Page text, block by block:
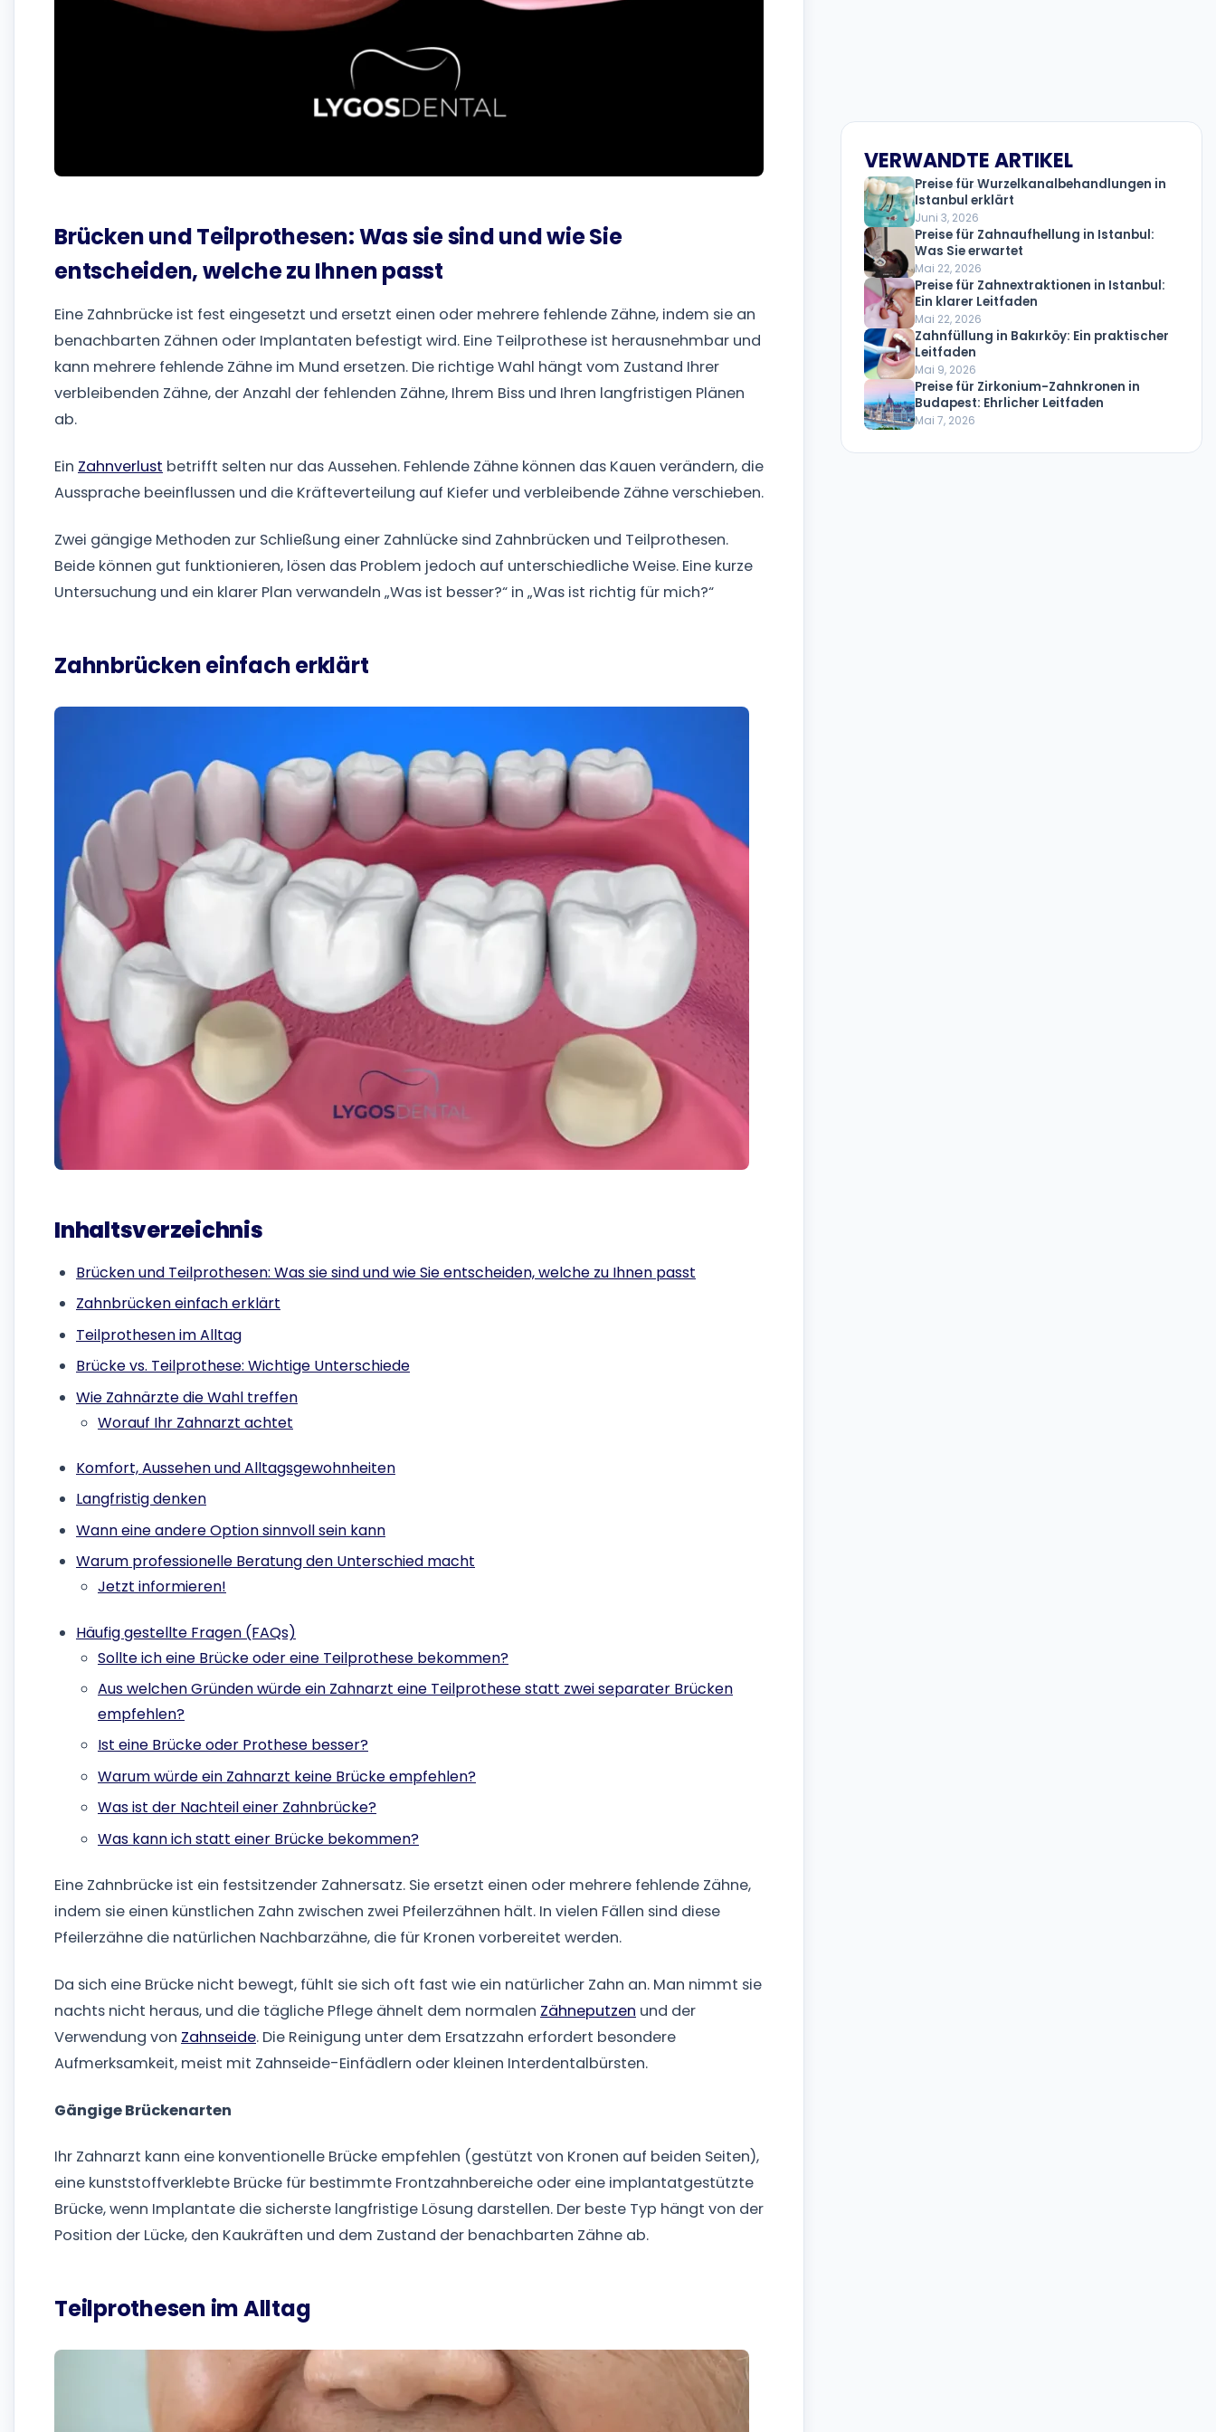
Brücken und Teilprothesen: Was sie sind und wie Sie
entscheiden, welche zu Ihnen passt
Eine Zahnbrücke ist fest eingesetzt und ersetzt einen oder mehrere fehlende Zähne, indem sie an
benachbarten Zähnen oder Implantaten befestigt wird. Eine Teilprothese ist herausnehmbar und
kann mehrere fehlende Zähne im Mund ersetzen. Die richtige Wahl hängt vom Zustand Ihrer
verbleibenden Zähne, der Anzahl der fehlenden Zähne, Ihrem Biss und Ihren langfristigen Plänen
ab.
Ein Zahnverlust betrifft selten nur das Aussehen. Fehlende Zähne können das Kauen verändern, die
Aussprache beeinflussen und die Kräfteverteilung auf Kiefer und verbleibende Zähne verschieben.
Zwei gängige Methoden zur Schließung einer Zahnlücke sind Zahnbrücken und Teilprothesen.
Beide können gut funktionieren, lösen das Problem jedoch auf unterschiedliche Weise. Eine kurze
Untersuchung und ein klarer Plan verwandeln „Was ist besser?“ in „Was ist richtig für mich?“
Zahnbrücken einfach erklärt
Inhaltsverzeichnis
Brücken und Teilprothesen: Was sie sind und wie Sie entscheiden, welche zu Ihnen passt
Zahnbrücken einfach erklärt
Teilprothesen im Alltag
Brücke vs. Teilprothese: Wichtige Unterschiede
Wie Zahnärzte die Wahl treffen
Worauf Ihr Zahnarzt achtet
Komfort, Aussehen und Alltagsgewohnheiten
Langfristig denken
Wann eine andere Option sinnvoll sein kann
Warum professionelle Beratung den Unterschied macht
Jetzt informieren!
Häufig gestellte Fragen (FAQs)
Sollte ich eine Brücke oder eine Teilprothese bekommen?
Aus welchen Gründen würde ein Zahnarzt eine Teilprothese statt zwei separater Brücken
empfehlen?
Ist eine Brücke oder Prothese besser?
Warum würde ein Zahnarzt keine Brücke empfehlen?
Was ist der Nachteil einer Zahnbrücke?
Was kann ich statt einer Brücke bekommen?
Eine Zahnbrücke ist ein festsitzender Zahnersatz. Sie ersetzt einen oder mehrere fehlende Zähne,
indem sie einen künstlichen Zahn zwischen zwei Pfeilerzähnen hält. In vielen Fällen sind diese
Pfeilerzähne die natürlichen Nachbarzähne, die für Kronen vorbereitet werden.
Da sich eine Brücke nicht bewegt, fühlt sie sich oft fast wie ein natürlicher Zahn an. Man nimmt sie
nachts nicht heraus, und die tägliche Pflege ähnelt dem normalen Zähneputzen und der
Verwendung von Zahnseide. Die Reinigung unter dem Ersatzzahn erfordert besondere
Aufmerksamkeit, meist mit Zahnseide-Einfädlern oder kleinen Interdentalbürsten.
Gängige Brückenarten
Ihr Zahnarzt kann eine konventionelle Brücke empfehlen (gestützt von Kronen auf beiden Seiten),
eine kunststoffverklebte Brücke für bestimmte Frontzahnbereiche oder eine implantatgestützte
Brücke, wenn Implantate die sicherste langfristige Lösung darstellen. Der beste Typ hängt von der
Position der Lücke, den Kaukräften und dem Zustand der benachbarten Zähne ab.
Teilprothesen im Alltag
VERWANDTE ARTIKEL
Preise für Wurzelkanalbehandlungen in
Istanbul erklärt
Juni 3, 2026
Preise für Zahnaufhellung in Istanbul:
Was Sie erwartet
Mai 22, 2026
Preise für Zahnextraktionen in Istanbul:
Ein klarer Leitfaden
Mai 22, 2026
Zahnfüllung in Bakırköy: Ein praktischer
Leitfaden
Mai 9, 2026
Preise für Zirkonium-Zahnkronen in
Budapest: Ehrlicher Leitfaden
Mai 7, 2026